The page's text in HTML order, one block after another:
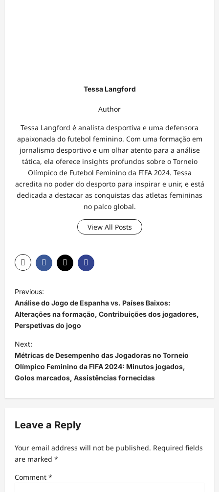
Tessa Langford
Author
Tessa Langford é analista desportiva e uma defensora
apaixonada do futebol feminino. Com uma formação em
jornalismo desportivo e um olhar atento para a análise
tática, ela oferece insights profundos sobre o Torneio
Olímpico de Futebol Feminino da FIFA 2024. Tessa
acredita no poder do desporto para inspirar e unir, e está
dedicada a destacar as conquistas das atletas femininas
no palco global.
View All Posts
o
s
t
n
a
v
a
i
n
Previous:
Análise do Jogo de Espanha vs. Países Baixos:
Alterações na formação, Contribuições dos jogadores,
Perspetivas do jogo
Next:
Métricas de Desempenho das Jogadoras no Torneio
Olímpico Feminino da FIFA 2024: Minutos jogados,
Golos marcados, Assistências fornecidas
Leave a Reply
Your email address will not be published. Required fields
are marked *
Comment *